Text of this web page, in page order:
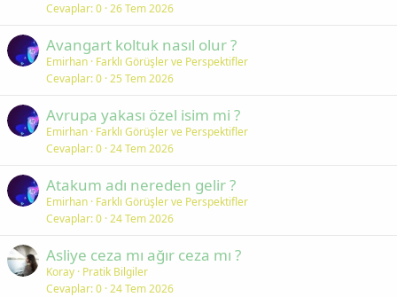
Cevaplar 0 26 Tem 2026
Avangart koltuk nasıl olur ?
Emirhan Farklı Görüşler ve Perspektifler
Cevaplar 0 25 Tem 2026
Avrupa yakası özel isim mi ?
Emirhan Farklı Görüşler ve Perspektifler
Cevaplar 0 24 Tem 2026
Atakum adı nereden gelir ?
Emirhan Farklı Görüşler ve Perspektifler
Cevaplar 0 24 Tem 2026
Asliye ceza mı ağır ceza mı ?
Koray Pratik Bilgiler
Cevaplar 0 24 Tem 2026